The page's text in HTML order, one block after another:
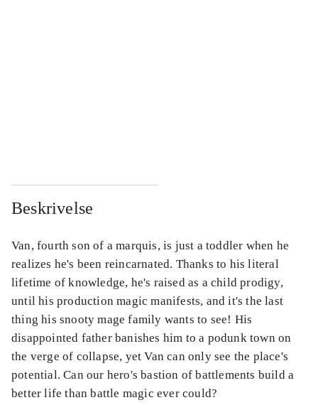
Beskrivelse
Van, fourth son of a marquis, is just a toddler when he
realizes he's been reincarnated. Thanks to his literal
lifetime of knowledge, he's raised as a child prodigy,
until his production magic manifests, and it's the last
thing his snooty mage family wants to see! His
disappointed father banishes him to a podunk town on
the verge of collapse, yet Van can only see the place's
potential. Can our hero's bastion of battlements build a
better life than battle magic ever could?